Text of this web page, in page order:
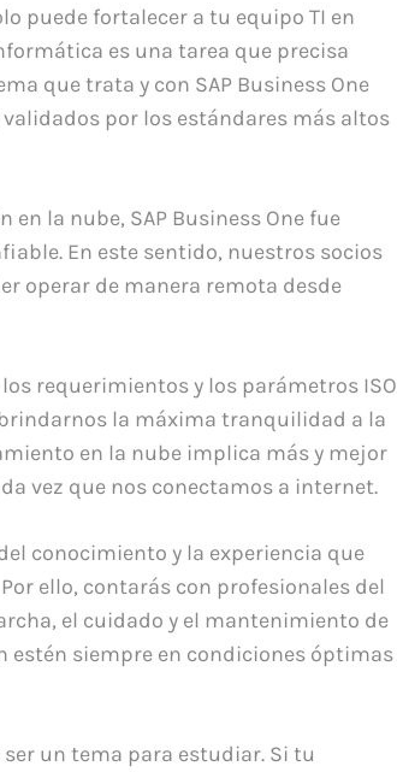
puede fortalecer a tu equipo TI en
es una tarea que precisa
que trata y con SAP Business One
por los estándares más altos
la nube, SAP Business One fue
En este sentido, nuestros socios
operar de manera remota desde
requerimientos y los parámetros ISO
la máxima tranquilidad a la
en la nube implica más y mejor
vez que nos conectamos a internet.
conocimiento y la experiencia que
ello, contarás con profesionales del
el cuidado y el mantenimiento de
estén siempre en condiciones óptimas
un tema para estudiar. Si tu